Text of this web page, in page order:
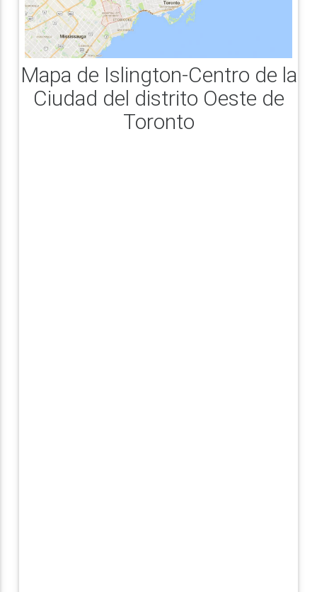
Mapa de Islington-Centro de la
Ciudad del distrito Oeste de
Toronto